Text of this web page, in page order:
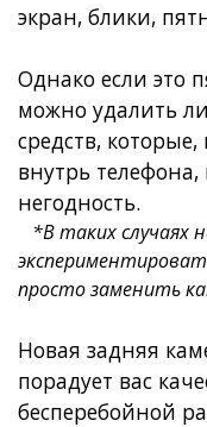
экран, блики,
Однако если это
можно удалить
средств,
внутрь телефона,
негодность.
*В таких случаях
просто заменить
Новая задняя
порадует вас
бесперебойной